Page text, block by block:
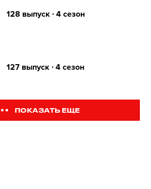
128 выпуск ∙ 4 сезон
127 выпуск ∙ 4 сезон
ПОКАЗАТЬ ЕЩЕ